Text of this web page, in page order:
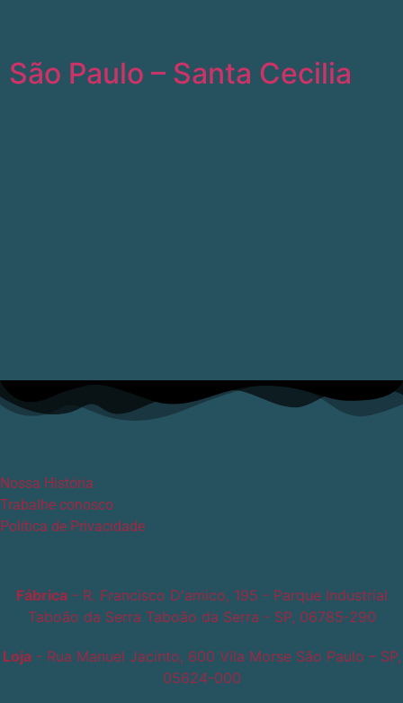
São Paulo – Santa Cecilia
Nossa História
Trabalhe conosco
Política de Privacidade
Fábrica- R. Francisco D'amico, 195 - Parque Industrial
Taboão da Serra Taboão da Serra - SP, 06785-290
Loja- Rua Manuel Jacinto, 600 Vila Morse São Paulo – SP,
05624-000